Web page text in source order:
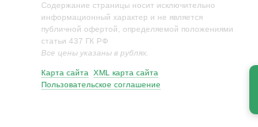
Содержание страницы носит исключительно
информационный характер и не является
публичной офертой, определяемой положениями
статьи 437 ГК РФ
Все цены указаны в рублях.
Карта сайта
XML карта сайта
Пользовательское соглашение